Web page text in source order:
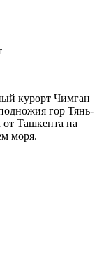
курорт Чимган
гор Тянь-
Ташкента на
моря.